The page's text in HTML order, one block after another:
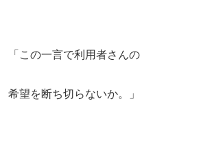
「この一言で利用者さんの
希望を断ち切らないか。」